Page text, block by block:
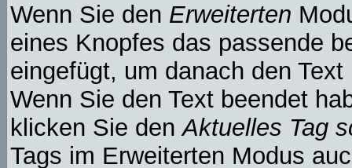
Wenn Sie den Erweiterten
eines Knopfes das passende
eingefügt, um danach den
Wenn Sie den Text beendet
klicken Sie denAktuelles Tag
Tags im Erweiterten Modus